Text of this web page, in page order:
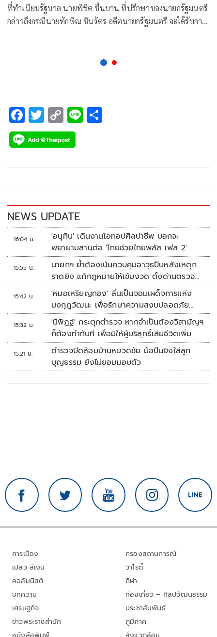
ที่ทำเนียบรัฐบาล นายพิชิต ชื่นบาน ที่ปรึกษาของนายกรัฐมนตรี
กล่าวถึงกรณีนายทักษิณ ชินวัตร อดีตนายกรัฐมนตรี จะได้รับการ
F
ac
e
k
T
wi
tt
C
o
p
k
Li
NEWS UPDATE
16:04 น.
'อนุทิน' เดินงานโอทอปศิลปาชีพ บอกจะ
พยายามสานต่อ 'ไทยช่วยไทยพลัส เฟส 2'
15:55 น.
นายกฯ ย้ำต้องเน้นควบคุมอาวุธปืนหลังเหตุก
ราดยิง แก้กฎหมายให้เข้มงวด ตั้งด่านตรวจ
เพิ่ม
15:42 น.
'หมอเหรียญทอง' ลั่นเป็นจอมเผด็จการแห่ง
มงกุฎวัฒนะ เพื่อรักษาความสงบปลอดภัย
ภายในรพ.
15:32 น.
'นิพิฏฐ์' กระตุกตำรวจ หากจำเป็นต้องวิสามัญฯ
ก็ต้องทำทันที เพื่อมิให้ผู้บริสุทธิ์เสียชีวิตเพิ่ม
15:21 น.
ตำรวจปิดล้อมบ้านหมวดชัย มือปืนยิงใส่ลูก
บุญธรรม ยังไม่ยอมมอบตัว
การเมือง
เปลว สีเงิน
คอลัมนิสต์
บทความ
เศรษฐกิจ
ข่าวพระราชสำนัก
กรองสถานการณ์
วาไรตี้
กีฬา
ท่องเที่ยว – ศิลปวัฒนธรรม
ประชาสัมพันธ์
ภูมิภาค